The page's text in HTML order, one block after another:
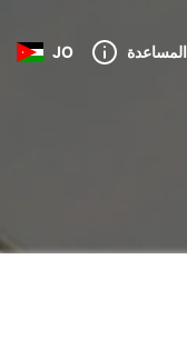
JO المساعدة